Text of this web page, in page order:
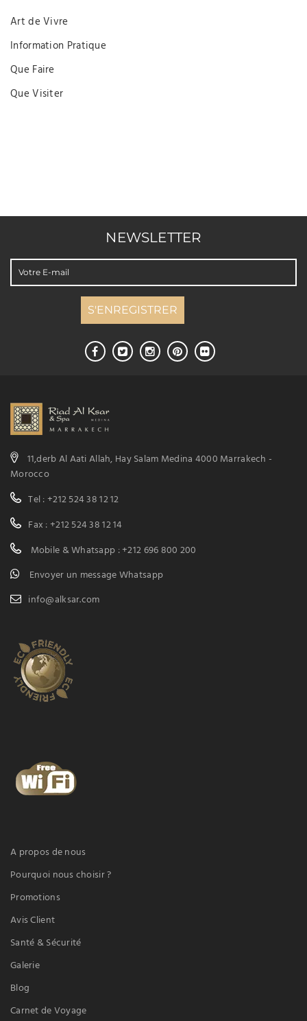
Art de Vivre
Information Pratique
Que Faire
Que Visiter
NEWSLETTER
11,derb Al Aati Allah, Hay Salam Medina 4000 Marrakech -
Morocco
Tel : +212 524 38 12 12
Fax : +212 524 38 12 14
Mobile & Whatsapp : +212 696 800 200
Envoyer un message Whatsapp
info@alksar.com
A propos de nous
Pourquoi nous choisir ?
Promotions
Avis Client
Santé & Sécurité
Galerie
Blog
Carnet de Voyage